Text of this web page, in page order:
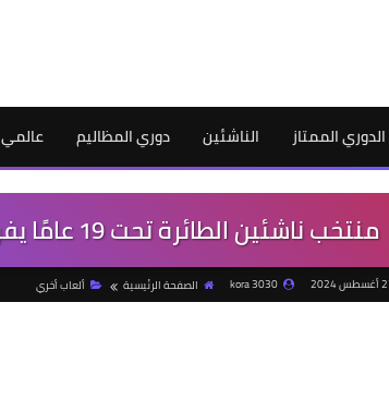
الرئيسية
الدوري الممتاز الناشئين دوري المظاليم عالمي
منتخب ناشئين الطائرة تحت 19 عامًا يفوز على بوروندي ببطولة أفريقيا
kora 3030 الصفحة الرئيسية ألعاب أخري